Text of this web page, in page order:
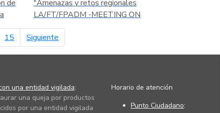
de
"Amenazas y retos regionales
LA/FT/FPADM -MEETING ON
15 Siguiente
una entidad vigilada:
una queja por productos
por una entidad vigilada
Horario de atención
Punto Ciudadano: